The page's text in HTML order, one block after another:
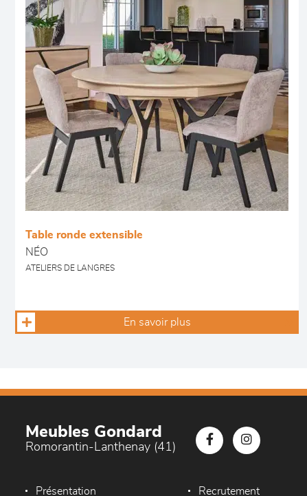
Table ronde extensible
NÉO
ATELIERS DE LANGRES
En savoir plus
Meubles Gondard
Romorantin-Lanthenay (41)
Présentation Recrutement